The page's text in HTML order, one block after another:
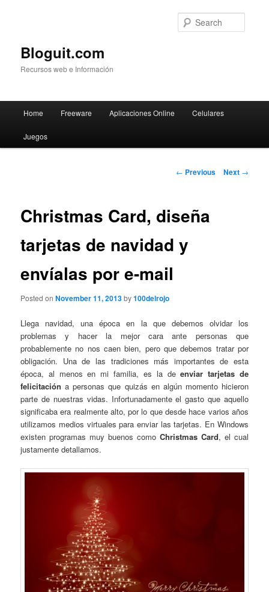
Bloguit.com
Recursos web e Información
Skip
to
Home Freeware Aplicaciones Online Celulares
Juegos
Post
← Previous Next →
Christmas Card, diseña
tarjetas de navidad y
envíalas por e-mail
Posted onNovember 11, 2013by100delrojo
Llega navidad, una época en la que debemos olvidar los
problemas y hacer la mejor cara ante personas que
probablemente no nos caen bien, pero que debemos tratar por
obligación. Una de las tradiciones más importantes de esta
época, al menos en mi familia, es la deenviar tarjetas de
felicitación a personas que quizás en algún momento hicieron
parte de nuestras vidas. Infortunadamente el gasto que aquello
significaba era realmente alto, por lo que desde hace varios años
utilizamos medios virtuales para enviar las tarjetas. En Windows
existen programas muy buenos como Christmas Card, el cual
justamente detallamos.